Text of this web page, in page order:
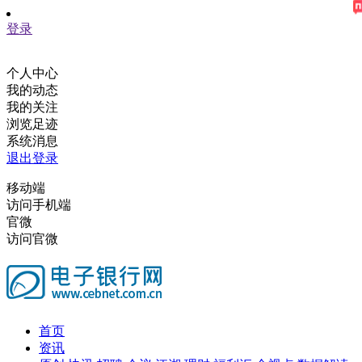
登录
个人中心
我的动态
我的关注
浏览足迹
系统消息
退出登录
移动端
访问手机端
官微
访问官微
首页
资讯